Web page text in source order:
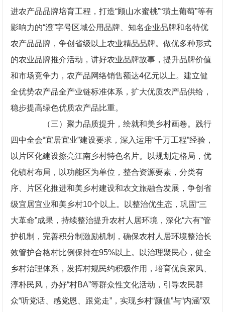
进农产品品牌培育工程，打造“顾山水蜜桃”“璜土葡萄”等有
影响力的“澄”字号区域公用品牌、知名企业品牌和名特优
农产品品牌，争创省级以上农业精品品牌。做优多种形式
的农业品牌推介活动，讲好农业品牌故事，提升品牌价值
和市场竞争力，农产品网络销售额达4亿元以上。建立健
全优势农产品全产业链标准体系，扩大优质农产品供给，
稳步提高绿色优质农产品比重。
（三）聚力品质提升，绘就和美乡村画卷。践行
四中全会“宜居宜业”建设要求，深入运用“千万工程”经验，
以片区化建设擦亮江南乡村特色名片。以规划定格局，优
化镇村布局，以功能区为单位，整合资源要素，分类有
序、片区化推进和美乡村建设和农文旅融合发展，争创省
级宜居宜业和美乡村10个以上。以整治优生态，巩固“三
大革命”成果，持续整治提升农村人居环境，深化“六有”管
护机制，完善积分制激励机制，确保农村人居环境整治长
效管护合格村比例保持在95%以上。以治理聚民心，健全
乡村治理体系，发挥村规民约积极作用，培育优良家风、
淳朴民风，办好“村BA”等群众性文化活动，引导农民群
众“听党话、感党恩、跟党走”，实现乡村“颜值”与“内涵”双